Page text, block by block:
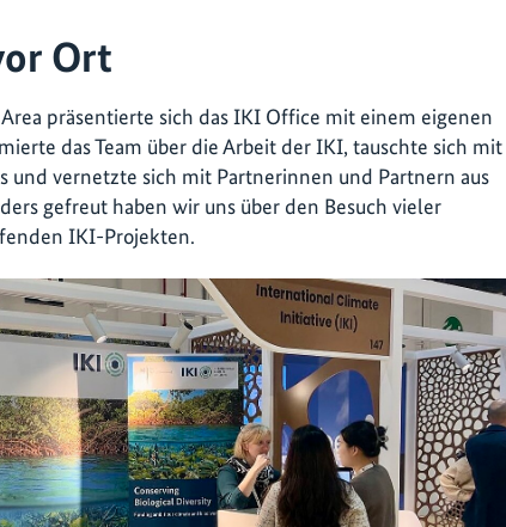
Ort
präsentierte sich das IKI Office mit einem eigenen
das Team über die Arbeit der IKI, tauschte sich mit
und vernetzte sich mit Partnerinnen und Partnern aus
gefreut haben wir uns über den Besuch vieler
IKI-Projekten.